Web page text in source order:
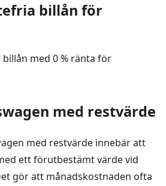
billån för
med 0 % ränta för
med restvärde
med restvärde innebär att
ett förutbestämt värde vid
gör att månadskostnaden ofta